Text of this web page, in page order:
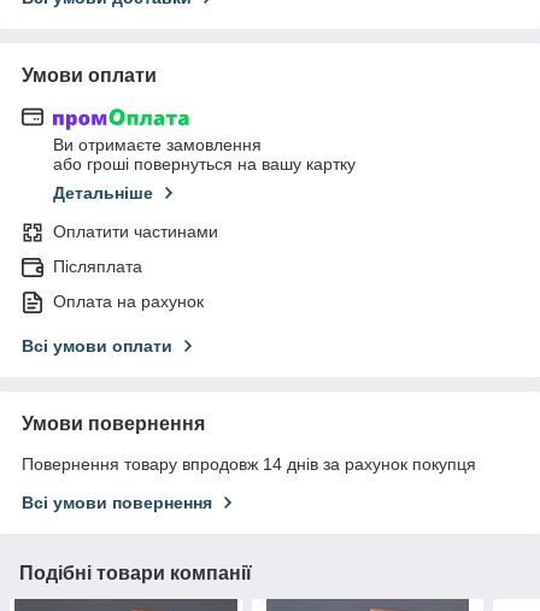
Умови оплати
Ви отримаєте замовлення
або гроші повернуться на вашу картку
Детальніше
Оплатити частинами
Післяплата
Оплата на рахунок
Всі умови оплати
Умови повернення
Повернення товару впродовж 14 днів за рахунок покупця
Всі умови повернення
Подібні товари компанії